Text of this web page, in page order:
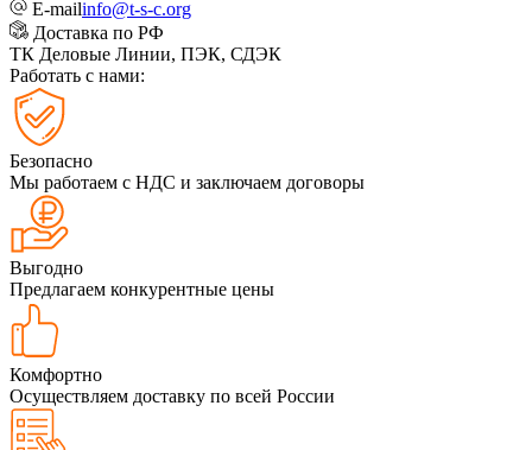
E-mailinfo@t-s-c.org
Доставка по РФ
ТК Деловые Линии, ПЭК, СДЭК
Работать с нами:
Безопасно
Мы работаем с НДС и заключаем договоры
Выгодно
Предлагаем конкурентные цены
Комфортно
Осуществляем доставку по всей России